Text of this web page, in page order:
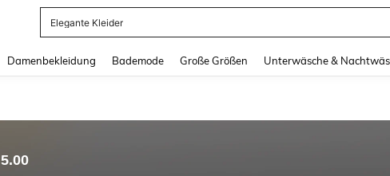
Elegante Kleider
Damenbekleidung Bademode Große Größen Unterwäsche &
5.00